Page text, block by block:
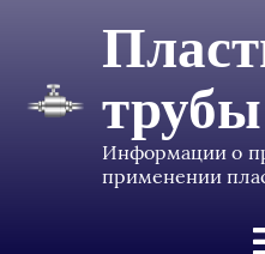
трубы
Информации о
применении